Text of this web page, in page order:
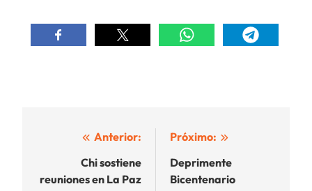
Navegación
Anterior:
Chi sostiene
reuniones en La Paz
Próximo:
Deprimente
Bicentenario